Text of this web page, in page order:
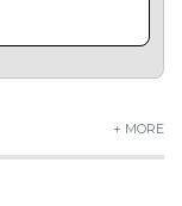
+ MORE